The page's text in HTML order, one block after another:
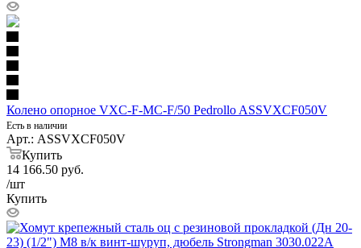
Колено опорное VXC-F-MC-F/50 Pedrollo ASSVXCF050V
Есть в наличии
Арт.: ASSVXCF050V
Купить
14 166.50 руб.
/шт
Купить